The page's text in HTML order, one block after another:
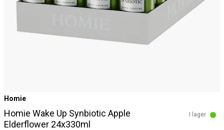
Homie
Homie Wake Up Synbiotic Apple
Elderflower 24x330ml
I lager